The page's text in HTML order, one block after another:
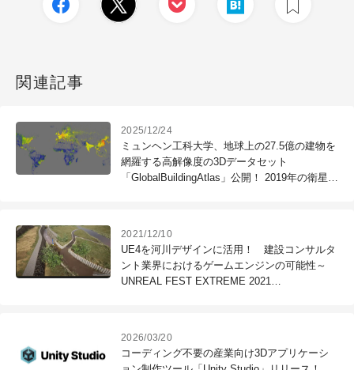
関連記事
2025/12/24
ミュンヘン工科大学、地球上の27.5億の建物を
網羅する高解像度の3Dデータセット
「GlobalBuildingAtlas」公開！ 2019年の衛星画
2021/12/10
UE4を河川デザインに活用！ 建設コンサルタ
ント業界におけるゲームエンジンの可能性～
UNREAL FEST EXTREME 2021
2026/03/20
コーディング不要の産業向け3Dアプリケーシ